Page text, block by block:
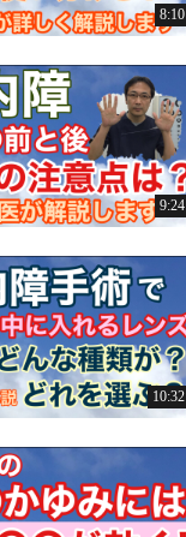
8:10
9:24
10:32